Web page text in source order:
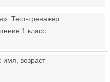
Тест-тренажёр.
1 класс
имя, возраст